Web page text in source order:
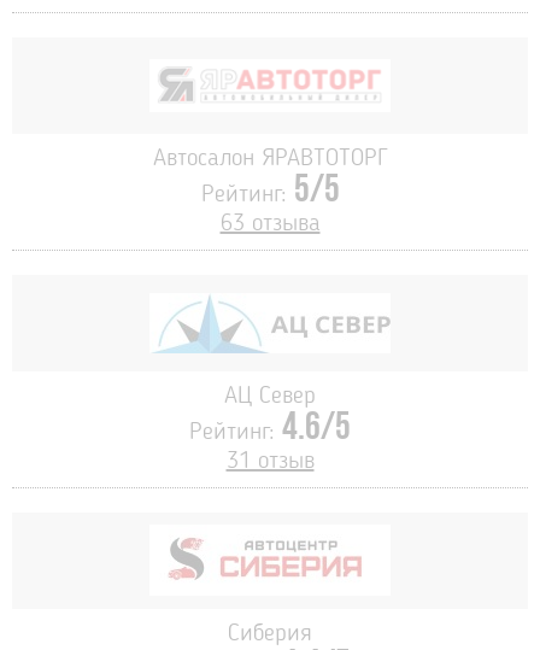
Автосалон ЯРАВТОТОРГ
Рейтинг: 5/5
63 отзыва
АЦ Север
Рейтинг: 4.6/5
31 отзыв
Сиберия